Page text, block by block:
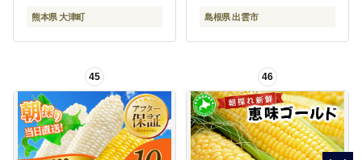
oz_lcl_563_600g---
熊本県 大津町 島根県 出雲市
45 46